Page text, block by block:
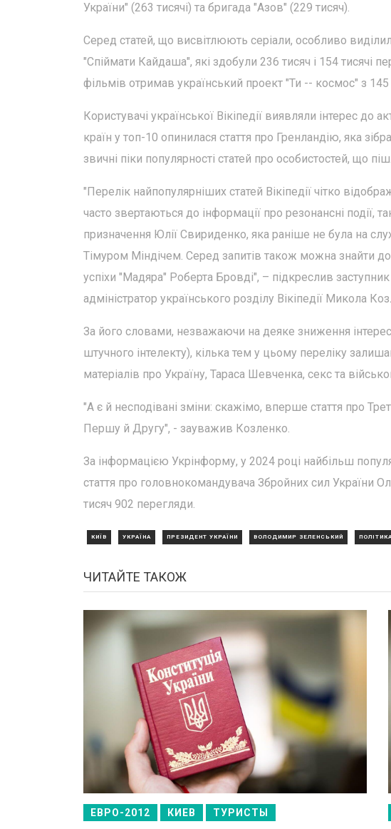
України" (263 тисячі) та бригада "Азов" (229 тисяч).
Серед статей, що висвітлюють серіали, особливо
"Спіймати Кайдаша", які здобули 236 тисяч і 154 тисячі
фільмів отримав український проект "Ти -- космос" з 145
Користувачі української Вікіпедії виявляли інтерес до
країн у топ-10 опинилася стаття про Гренландію, яка
звичні піки популярності статей про особистостей, що
"Перелік найпопулярніших статей Вікіпедії чітко
часто звертаються до інформації про резонансні події,
призначення Юлії Свириденко, яка раніше не була на
Тімуром Міндічем. Серед запитів також можна знайти
успіхи "Мадяра" Роберта Бровді", – підкреслив
адміністратор українського розділу Вікіпедії Микола
За його словами, незважаючи на деяке зниження
штучного інтелекту), кілька тем у цьому переліку
матеріалів про Україну, Тараса Шевченка, секс та
"А є й несподівані зміни: скажімо, вперше стаття про
Першу й Другу", - зауважив Козленко.
За інформацією Укрінформу, у 2024 році найбільш
стаття про головнокомандувача Збройних сил України
тисяч 902 перегляди.
КИЇВ УКРАЇНА ПРЕЗИДЕНТ УКРАЇНИ ВОЛОДИМИР ЗЕЛЕНСЬКИЙ
ЧИТАЙТЕ ТАКОЖ
ЕВРО-2012 КИЕВ ТУРИСТЫ